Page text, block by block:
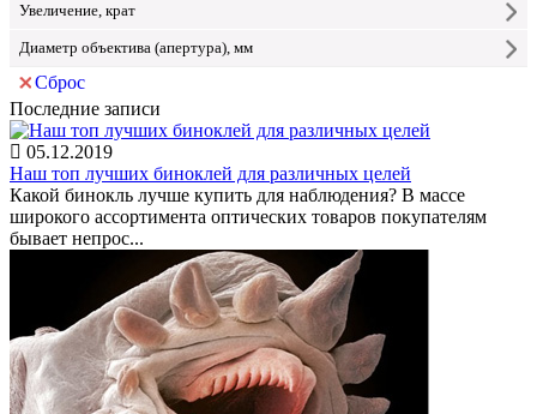
Увеличение, крат
Диаметр объектива (апертура), мм
Сброс
Последние записи
05.12.2019
Наш топ лучших биноклей для различных целей
Какой бинокль лучше купить для наблюдения? В массе
широкого ассортимента оптических товаров покупателям
бывает непрос...